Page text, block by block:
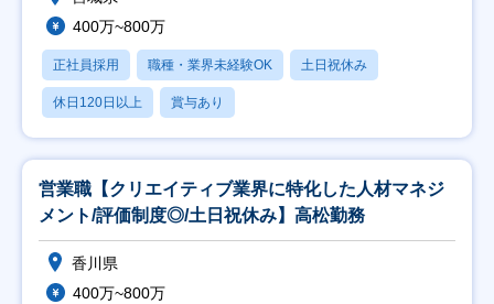
400万~800万
正社員採用 職種・業界未経験OK 土日祝休み
休日120日以上 賞与あり
営業職【クリエイティブ業界に特化した人材マネジ
メント/評価制度◎/土日祝休み】高松勤務
香川県
400万~800万